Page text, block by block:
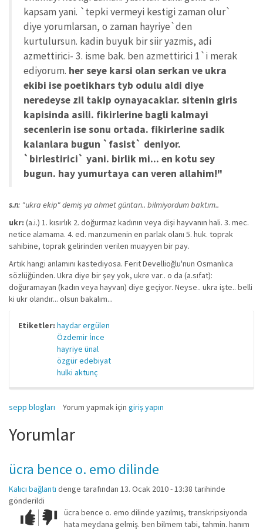
kapsam yani. `tepki vermeyi kestigi zaman olur`
diye yorumlarsan, o zaman hayriye`den
kurtulursun. kadin buyuk bir siir yazmis, adi
azmettirici- 3. isme bak. ben azmettirici 1`i merak
ediyorum. her seye karsi olan serkan ve ukra
ekibi ise poetikhars tyb odulu aldi diye
neredeyse zil takip oynayacaklar. sitenin giris
kapisinda asili. fikirlerine bagli kalmayi
secenlerin ise sonu ortada. fikirlerine sadik
kalanlara bugun `fasist` deniyor.
`birlestirici` yani. birlik mi... en kotu sey
bugun. hay yumurtaya can veren allahim!"
s.n: "ukra ekip" demiş ya ahmet güntan.. bilmiyordum baktım..
ukr: (a.i.) 1. kısırlık 2. doğurmaz kadının veya dişi hayvanın hali. 3. mec.
netice alamama. 4. ed. manzumenin en parlak olanı 5. huk. toprak
sahibine, toprak gelirinden verilen muayyen bir pay.
Artık hangi anlamını kastediyosa. Ferit Devellioğlu'nun Osmanlıca
sözlüğünden. Ukra diye bir şey yok, ukre var.. o da (a.sıfat):
doğuramayan (kadın veya hayvan) diye geçiyor. Neyse.. ukra işte.. belli
ki ukr olandır... olsun bakalım...
Etiketler: haydar ergülen
Özdemir İnce
hayriye ünal
özgür edebiyat
hulki aktunç
sepp blogları Yorum yapmak için giriş yapın
Yorumlar
ücra bence o. emo dilinde
Kalıcı bağlantı denge tarafından 13. Ocak 2010 - 13:38 tarihinde
gönderildi
Çok iyi!O
kadar
ücra bence o. emo dilinde yazılmış, transkripsiyonda
hata meydana gelmiş. ben bilmem tabi, tahmin. hanım